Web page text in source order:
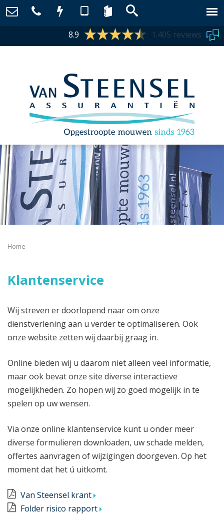
8.9 1.405 reviews
Home
Klantenservice
Wij streven er doorlopend naar om onze
dienstverlening aan u verder te optimaliseren. Ook
onze website zetten wij daarbij graag in.
Online bieden wij u daarom niet alleen veel informatie,
maar ook bevat onze site diverse interactieve
mogelijkheden. Zo hopen wij zo goed mogelijk in te
spelen op uw wensen.
Via onze online klantenservice kunt u onder meer
diverse formulieren downloaden, uw schade melden,
offertes aanvragen of wijzigingen doorgeven. Op het
moment dat het ú uitkomt.
Van Steensel krant
Folder risico rapport